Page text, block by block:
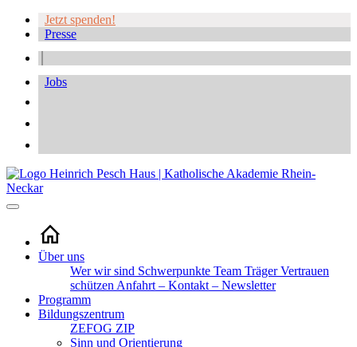
Jetzt spenden!
Presse
Jobs
Über uns
Wer wir sind Schwerpunkte Team TrägerVertrauen
schützen Anfahrt – Kontakt – Newsletter
Programm
Bildungszentrum
ZEFOG ZIP
Sinn und Orientierung